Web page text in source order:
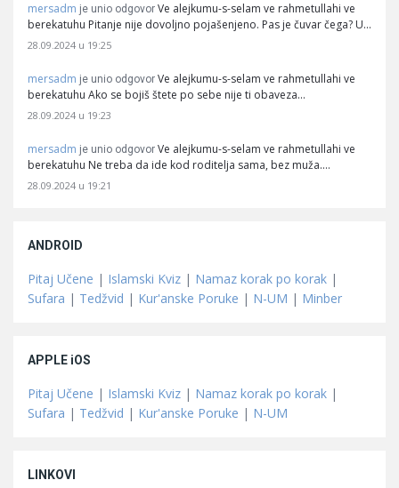
mersadm je unio odgovor Ve alejkumu-s-selam ve rahmetullahi ve
berekatuhu Pitanje nije dovoljno pojašenjeno. Pas je čuvar čega? U…
28.09.2024 u 19:25
mersadm je unio odgovor Ve alejkumu-s-selam ve rahmetullahi ve
berekatuhu Ako se bojiš štete po sebe nije ti obaveza…
28.09.2024 u 19:23
mersadm je unio odgovor Ve alejkumu-s-selam ve rahmetullahi ve
berekatuhu Ne treba da ide kod roditelja sama, bez muža.…
28.09.2024 u 19:21
ANDROID
Pitaj Učene | Islamski Kviz | Namaz korak po korak |
Sufara | Tedžvid | Kur'anske Poruke | N-UM | Minber
APPLE iOS
Pitaj Učene | Islamski Kviz | Namaz korak po korak |
Sufara | Tedžvid | Kur'anske Poruke | N-UM
LINKOVI